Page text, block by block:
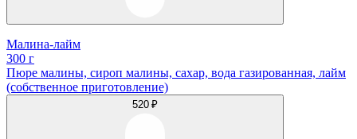
Малина-лайм
300 г
Пюре малины, сироп малины, сахар, вода газированная, лайм
(собственное приготовление)
520 ₽